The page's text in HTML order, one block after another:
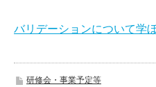
バリデーションについて学
研修会・事業予定等